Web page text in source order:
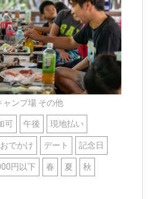
ャンプ場 その他
可 午後 現地払い
でかけ デート 記念日
円以下 春 夏 秋